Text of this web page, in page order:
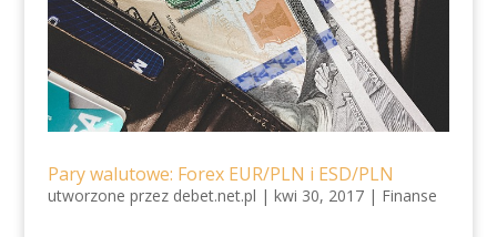
Pary walutowe: Forex EUR/PLN i ESD/PLN
utworzone przez debet.net.pl | kwi 30, 2017| Finanse